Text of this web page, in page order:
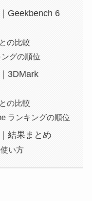
Geekbench 6
の比較
グの順位
3DMark
の比較
ランキングの順位
結果まとめ
い方